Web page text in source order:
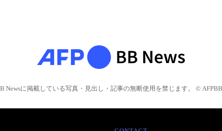
Newsに掲載している写真・見出し・記事の無断使用を禁じます。 © AFPBB